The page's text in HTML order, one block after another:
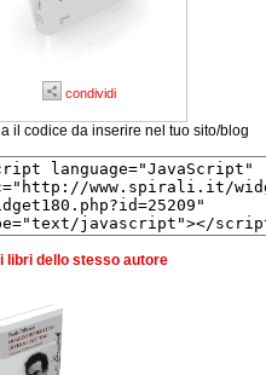
condividi
il codice da inserire nel tuo sito/blog
libri dello stesso autore